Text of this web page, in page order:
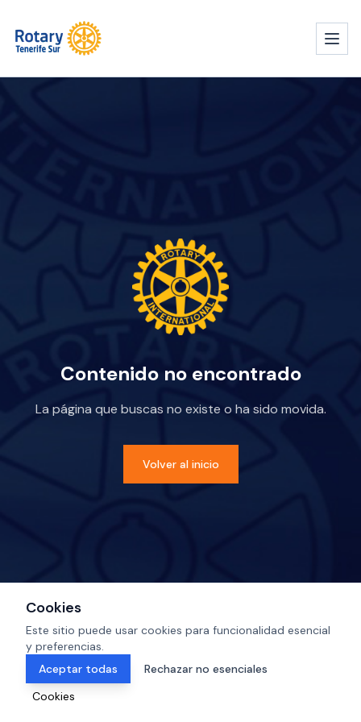
Contenido no encontrado
La página que buscas no existe o ha sido movida.
Volver al inicio
Cookies
Este sitio puede usar cookies para funcionalidad esencial
y preferencias.
Aceptar todas
Rechazar no esenciales
Cookies